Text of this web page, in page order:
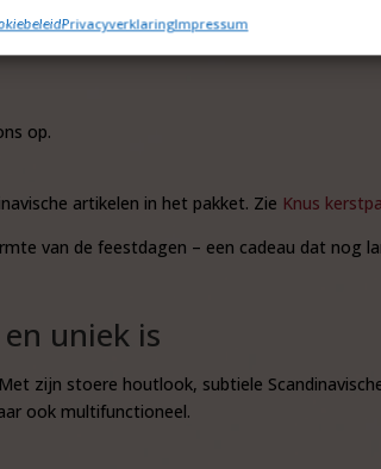
PrivacyverklaringImpressum
op.
artikelen in het pakket. Zie Knus
van de feestdagen – een cadeau dat nog
uniek is
zijn stoere houtlook, subtiele
ook multifunctioneel.